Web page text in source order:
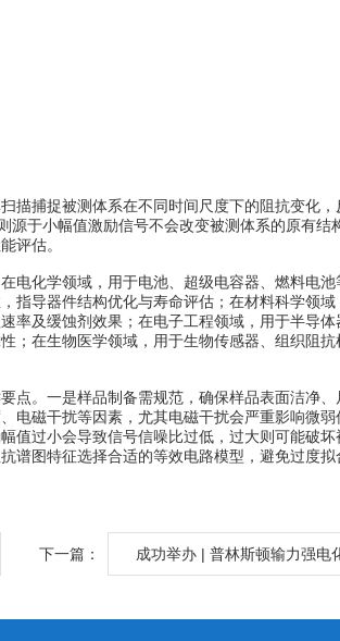
捕捉被测体系在不同时间尺度下的阻抗变化，
于小幅值激励信号不会改变被测体系的原有结
评估。
化学领域，用于电池、超级电容器、燃料电池
指导器件结构优化与寿命评估；在材料科学领
率及缓蚀剂效果；在电子工程领域，用于半导
；在生物医学领域，用于生物传感器、组织阻
。一是样品制备需规范，确保样品表面洁净、
电磁干扰等因素，尤其电磁干扰会严重影响微
值过小会导致信号信噪比过低，过大则可能破
图特征选择合适的等效电路模型，避免过度拟
下一篇： 成功举办 | 普林斯顿输力强电